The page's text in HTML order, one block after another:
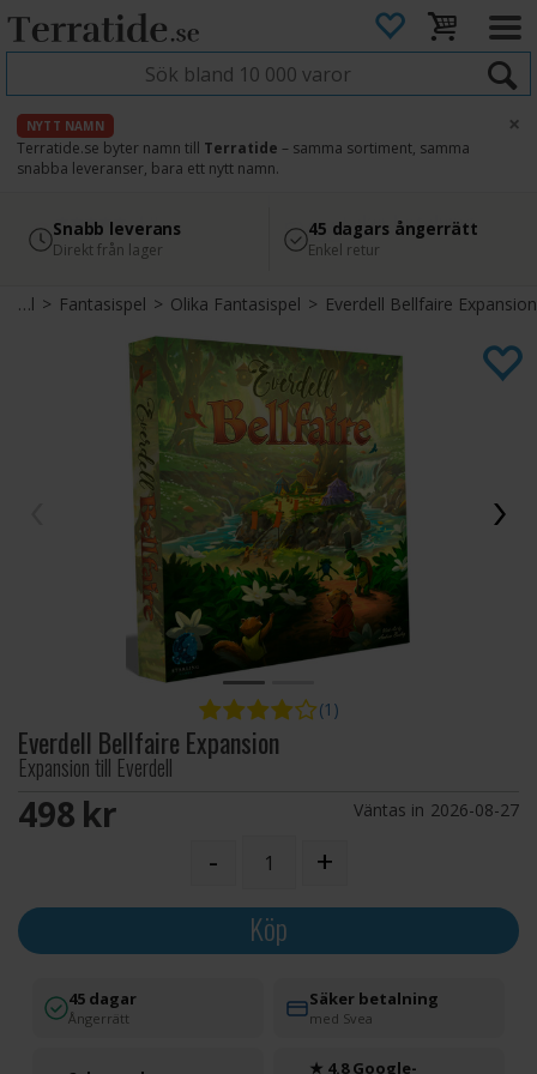
NYTT NAMN
Terratide.se byter namn till Terratide – samma sortiment, samma
snabba leveranser, bara ett nytt namn.
×
4.8
Läs omdömen på Google
Säker betalning
med Svea
Snabb leverans
Direkt från lager
45 dagars ångerrätt
Enkel retur
Brädspel> Fantasispel>Olika Fantasispel> Everdell Bellfaire Expansion
(1)
Everdell Bellfaire Expansion
Expansion till Everdell
498 SEK Väntas in 2026-08-27
- +
Köp
45 dagar
Ångerrätt
Säker betalning
med Svea
★ 4.8 Google-